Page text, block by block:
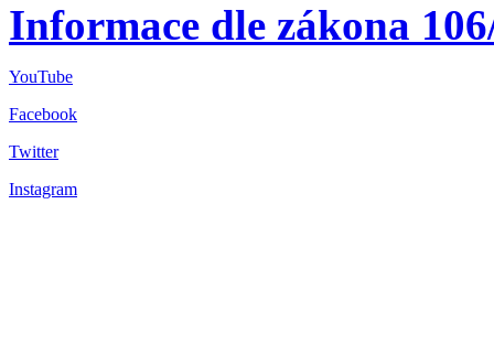
Informace dle zákona
YouTube
Facebook
Twitter
Instagram